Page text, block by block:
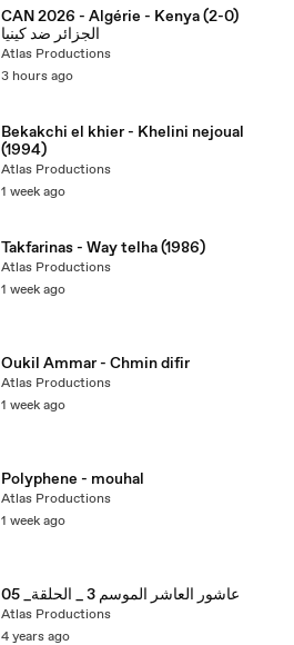
CAN 2026 - Algérie - Kenya (2-0)
الجزائر ضد كينيا
Atlas Productions
3 hours ago
Bekakchi el khier - Khelini nejoual
(1994)
Atlas Productions
1 week ago
Takfarinas - Way telha (1986)
Atlas Productions
1 week ago
Oukil Ammar - Chmin difir
Atlas Productions
1 week ago
Polyphene - mouhal
Atlas Productions
1 week ago
عاشور العاشر الموسم 3 _ الحلقة_ 05
Atlas Productions
4 years ago